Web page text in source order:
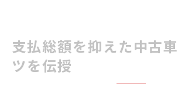
支払総額を抑えた中古
ツを伝授